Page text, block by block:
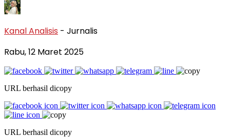
Kanal Analisis - Jurnalis
Rabu, 12 Maret 2025
URL berhasil dicopy
URL berhasil dicopy